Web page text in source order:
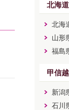
北海
北海
山形
福島
甲信
新潟
石川